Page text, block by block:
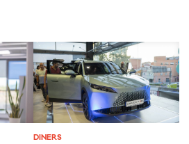
DINERS